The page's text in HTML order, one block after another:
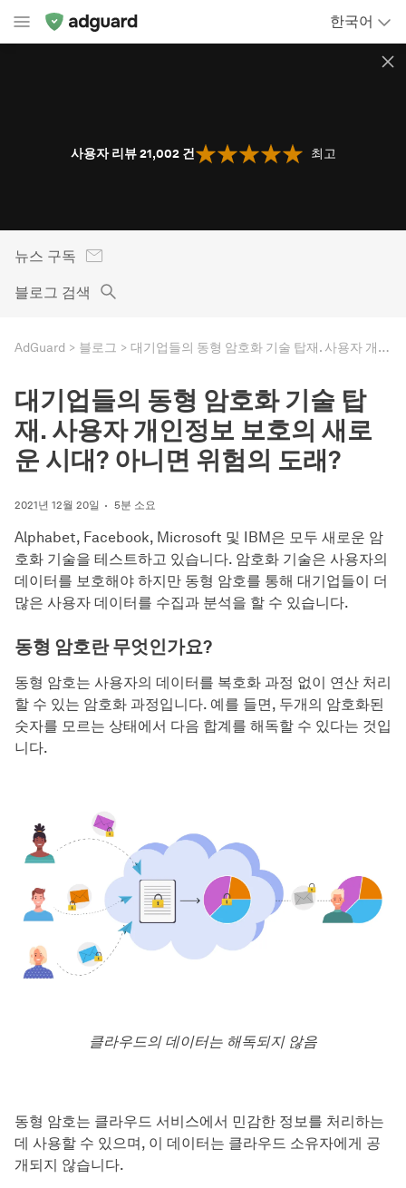
한국어
사용자 리뷰 21,002 건 최고
뉴스 구독
블로그 검색
AdGuard 블로그 대기업들의 동형 암호화 기술 탑재. 사용자 개인정보 보호의 새로운 시대? 아니면 위험의 도래?
대기업들의 동형 암호화 기술 탑
재. 사용자 개인정보 보호의 새로
운 시대? 아니면 위험의 도래?
2021년 12월 20일 5분 소요
Alphabet, Facebook, Microsoft 및 IBM은 모두 새로운 암
호화 기술을 테스트하고 있습니다. 암호화 기술은 사용자의
데이터를 보호해야 하지만 동형 암호를 통해 대기업들이 더
많은 사용자 데이터를 수집과 분석을 할 수 있습니다.
동형 암호란 무엇인가요?
동형 암호는 사용자의 데이터를 복호화 과정 없이 연산 처리
할 수 있는 암호화 과정입니다. 예를 들면, 두개의 암호화된
숫자를 모르는 상태에서 다음 합계를 해독할 수 있다는 것입
니다.
클라우드의 데이터는 해독되지 않음
동형 암호는 클라우드 서비스에서 민감한 정보를 처리하는
데 사용할 수 있으며, 이 데이터는 클라우드 소유자에게 공
개되지 않습니다.